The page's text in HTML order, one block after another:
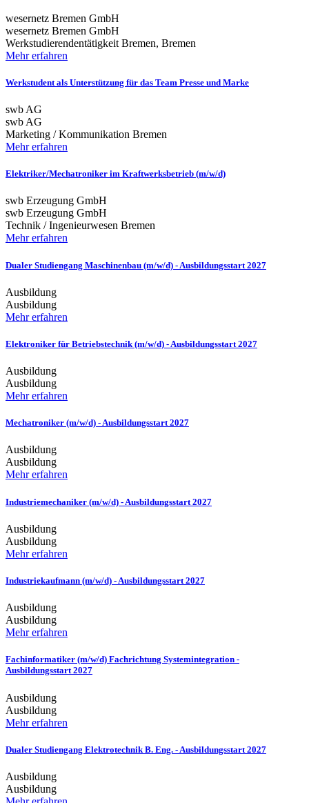
wesernetz Bremen GmbH
wesernetz Bremen GmbH
Werkstudierendentätigkeit Bremen, Bremen
Mehr erfahren
Werkstudent als Unterstützung für das Team Presse und Marke
swb AG
swb AG
Marketing / Kommunikation Bremen
Mehr erfahren
Elektriker/Mechatroniker im Kraftwerksbetrieb (m/w/d)
swb Erzeugung GmbH
swb Erzeugung GmbH
Technik / Ingenieurwesen Bremen
Mehr erfahren
Dualer Studiengang Maschinenbau (m/w/d) - Ausbildungsstart 2027
Ausbildung
Ausbildung
Mehr erfahren
Elektroniker für Betriebstechnik (m/w/d) - Ausbildungsstart 2027
Ausbildung
Ausbildung
Mehr erfahren
Mechatroniker (m/w/d) - Ausbildungsstart 2027
Ausbildung
Ausbildung
Mehr erfahren
Industriemechaniker (m/w/d) - Ausbildungsstart 2027
Ausbildung
Ausbildung
Mehr erfahren
Industriekaufmann (m/w/d) - Ausbildungsstart 2027
Ausbildung
Ausbildung
Mehr erfahren
Fachinformatiker (m/w/d) Fachrichtung Systemintegration -
Ausbildungsstart 2027
Ausbildung
Ausbildung
Mehr erfahren
Dualer Studiengang Elektrotechnik B. Eng. - Ausbildungsstart 2027
Ausbildung
Ausbildung